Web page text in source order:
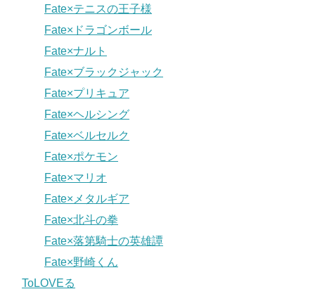
Fate×テニスの王子様
Fate×ドラゴンボール
Fate×ナルト
Fate×ブラックジャック
Fate×プリキュア
Fate×ヘルシング
Fate×ベルセルク
Fate×ポケモン
Fate×マリオ
Fate×メタルギア
Fate×北斗の拳
Fate×落第騎士の英雄譚
Fate×野崎くん
ToLOVEる